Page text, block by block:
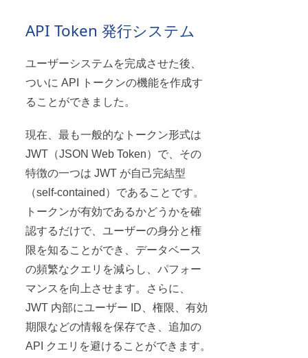
API Token 発行システム
ユーザーシステムを完成させた後、
ついに API トークンの機能を作成す
ることができました。
現在、最も一般的なトークン形式は
JWT（JSON Web Token）で、その
特徴の一つは JWT が自己完結型
（self-contained）であることです。
トークンが有効であるかどうかを確
認するだけで、ユーザーの身分と権
限を知ることができ、データベース
の頻繁なクエリを減らし、パフォー
マンスを向上させます。さらに、
JWT 内部にユーザー ID、権限、有効
期限などの情報を保存でき、追加の
API クエリを避けることができます。